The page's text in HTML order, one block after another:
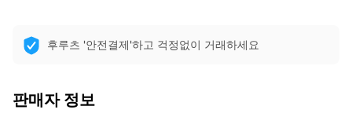
후루츠 '안전결제'하고 걱정없이 거래하세요
판매자 정보